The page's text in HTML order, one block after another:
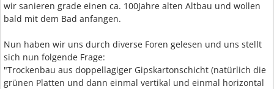
wir sanieren grade einen ca. 100Jahre alten Altbau und wollen
bald mit dem Bad anfangen.
Nun haben wir uns durch diverse Foren gelesen und uns stellt
sich nun folgende Frage:
"Trockenbau aus doppellagiger Gipskartonschicht (natürlich die
grünen Platten und dann einmal vertikal und einmal horizontal